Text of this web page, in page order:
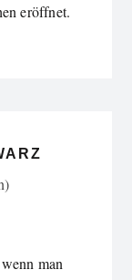
eröffnet.
man